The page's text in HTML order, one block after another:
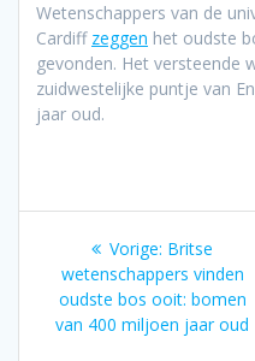
Wetenschappers van de
Cardiff zeggen het oudste
gevonden. Het versteende
zuidwestelijke puntje van
jaar oud.
Bericht
navigatie
Vorige: Vorig
bericht:
Britse
wetenschappers vinden
oudste bos ooit: bomen
van 400 miljoen jaar oud